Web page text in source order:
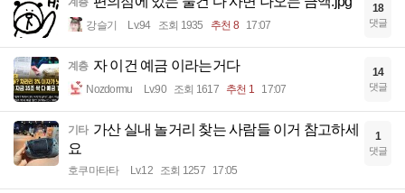
강슬기 Lv.94 조회 1935 추천 8 17:07
18
댓글
계층 자 이건 예금 이라는거다
Nozdormu Lv.90 조회 1617 추천 1 17:07
14
댓글
기타 가산 실내 놀거리 찾는 사람들 이거 참고하세
요
호쿠마타타 Lv.12 조회 1257 17:05
1
댓글